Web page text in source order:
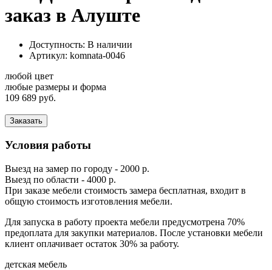
заказ в Алуште
Доступность: В наличии
Артикул: komnata-0046
любой цвет
любые размеры и форма
109 689 руб.
Заказать
Условия работы
Выезд на замер по городу - 2000 р.
Выезд по области - 4000 р.
При заказе мебели стоимость замера бесплатная, входит в
общую стоимость изготовления мебели.
Для запуска в работу проекта мебели предусмотрена 70%
предоплата для закупки материалов. После установки мебели
клиент оплачивает остаток 30% за работу.
детская мебель